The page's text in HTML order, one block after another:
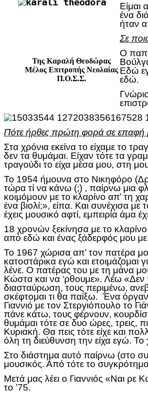
Της Καραλή Θεοδώρας
Μέλος Επιτροπής Νεολαίας
Π.Ο.Σ.Σ.
Είμαι
ένα
ήταν
Σε
Ο
Εδώ
εδώ.
Πότε ήρθες πρώτη φορά σε επαφή
Στα χρόνια εκείνα το είχαμε το
δεν τα θυμάμαι. Είχαν τότε τα
τραγούδι το είχα μέσα μου, στη
Το 1954 ήμουνα στο Νικηφόρο
τώρα τί να κάνω (;) , παίρνω μια
κοιμόμουν με το κλαρίνο απ’ τη
ένα βιολί;», είπα. Και συνέχισα
έχεις μουσικό αφτί, εμπειρία άμα
18 χρονών ξεκίνησα με το
από εδώ και ένας ξάδερφός μου
Το 1967 χώρισα απ’ τον πατέρα
κατοστάρικα εγώ και
λένε. Ο πατέρας του με τη μάνα
Κώστα και να ‘ρθουμε». Λέω
διασταύρωση, τους περιμένω,
σκέφτομαι τι θα παίξω. Ένα
Γιαννιό με τον Στεργιόπουλο το
πάνε κάτω, τους φέρνουν,
θυμάμαι τότε σε δυο ώρες, τρεις,
Κυριακή. Θα πεις τότε είχε και
όλη τη διεύθυνση την είχα εγώ.
Στο διάστημα αυτό παίρνω (στο
μουσικός. Από τότε το
Μετά μας λέει ο Γιαννιός «Ναι ρε
το ’75.